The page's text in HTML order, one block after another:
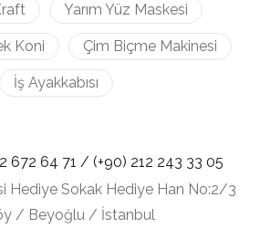
Yarım Yüz Maskesi
Koni Çim Biçme Makinesi
İş Ayakkabısı
672 64 71 / (+90) 212 243 33 05
Hediye Sokak Hediye Han No:2/3
/ Beyoğlu / İstanbul